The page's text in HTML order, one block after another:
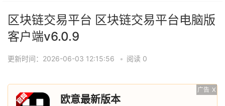
区块链交易平台 区块链交易平台电脑版
客户端v6.0.9
更新时间：2026-06-03 12:15:56 • 阅读 0
广告 X
欧意最新版本